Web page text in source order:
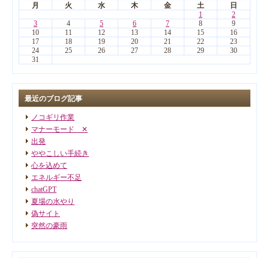
月
火 水 木 金 土
日
1
2
3
4 5 6 7 8
9
10
11 12 13 14 15
16
17
18 19 20 21 22
23
24
25 26 27 28 29
30
31
最近のブログ記事
ノコギリ作業
マナーモード ✕
出発
ややこしい手続き
心を込めて
エネルギー不足
chatGPT
夏場の水やり
偽サイト
突然の豪雨